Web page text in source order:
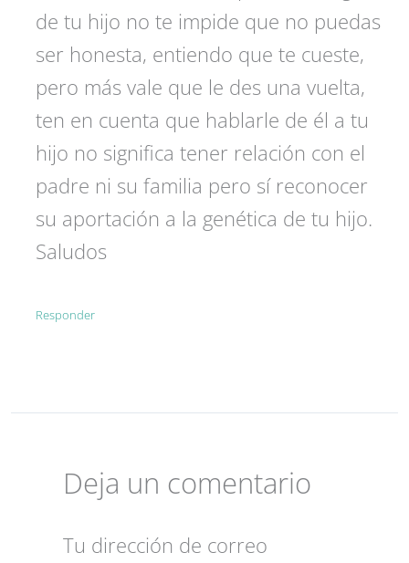
de tu hijo no te impide que no puedas
ser honesta, entiendo que te cueste,
pero más vale que le des una vuelta,
ten en cuenta que hablarle de él a tu
hijo no significa tener relación con el
padre ni su familia pero sí reconocer
su aportación a la genética de tu hijo.
Saludos
Responder
Deja un comentario
Tu dirección de correo